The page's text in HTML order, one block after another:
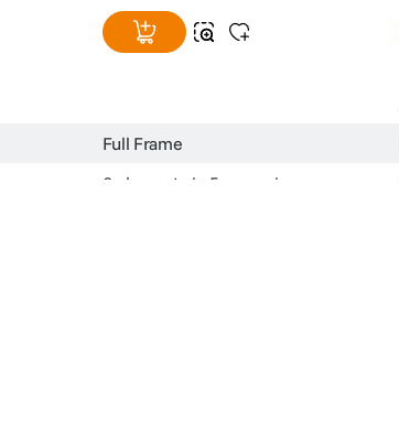
Full Frame
6 elemente in 5 grupuri